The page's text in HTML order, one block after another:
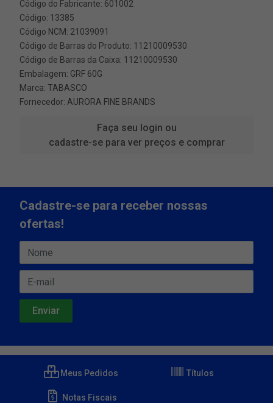
Código do Fabricante: 601002
Código: 13385
Código NCM: 21039091
Código de Barras do Produto: 11210009530
Código de Barras da Caixa: 11210009530
Embalagem: GRF 60G
Marca: TABASCO
Fornecedor: AURORA FINE BRANDS
Faça seu login ou
cadastre-se para ver preços e comprar
Cadastre-se para receber nossas
ofertas!
Meus Pedidos Títulos
Notas Fiscais